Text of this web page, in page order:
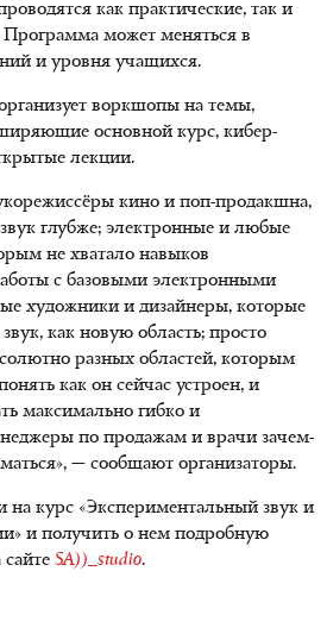
как практические, так и
Программа может меняться в
и уровня учащихся.
воркшопы на темы,
основной курс, кибер-
лекции.
кино и поп-продакшна,
глубже; электронные и любые
не хватало навыков
с базовыми электронными
художники и дизайнеры, которые
как новую область; просто
разных областей, которым
как он сейчас устроен, и
максимально гибко и
по продажам и врачи зачем-
— сообщают организаторы.
на курс «Экспериментальный звук и
и получить о нем подробную
SA))_studio.